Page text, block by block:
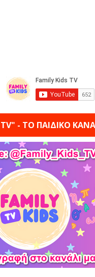
TV" - ΤΟ ΠΑΙΔΙΚΟ